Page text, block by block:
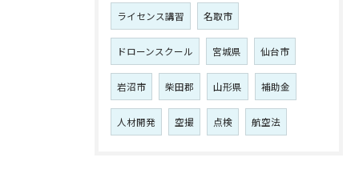
ライセンス講習 名取市
ドローンスクール 宮城県 仙台市
岩沼市 柴田郡 山形県 補助金
人材開発 空撮 点検 航空法